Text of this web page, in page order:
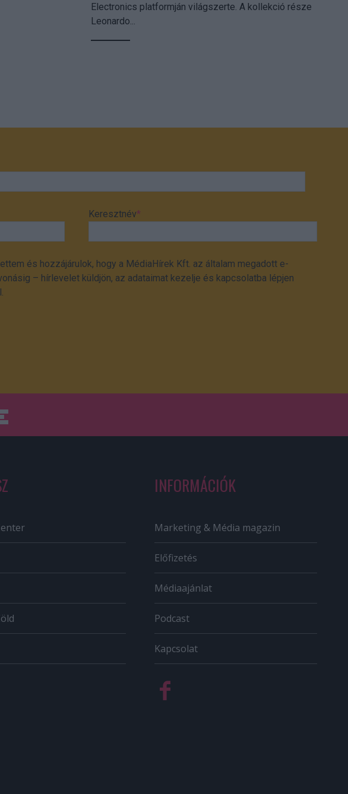
Electronics platformján világszerte. A kollekció része
Leonardo...
Keresztnév*
és hozzájárulok, hogy a MédiaHírek Kft. az általam megadott e-
– hírlevelet küldjön, az adataimat kezelje és kapcsolatba lépjen
INFORMÁCIÓK
Marketing & Média magazin
Előfizetés
Médiaajánlat
Podcast
Kapcsolat